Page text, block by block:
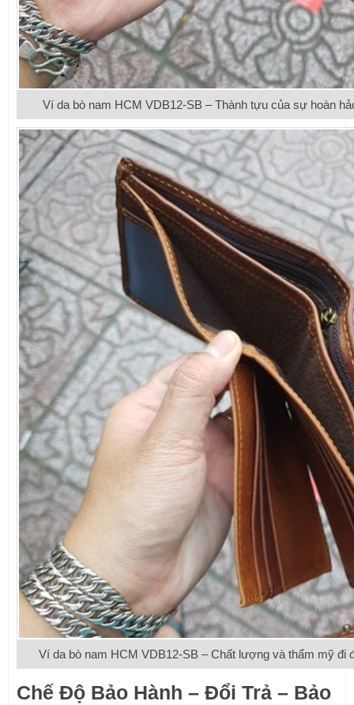
Ví da bò nam HCM VDB12-SB – Thành tựu của sự hoàn
Ví da bò nam HCM VDB12-SB – Chất lượng và thẩm mỹ đi
Chế Độ Bảo Hành – Đổi Trả – Bảo